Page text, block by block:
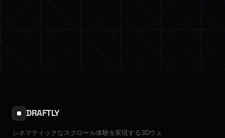
DRAFTLY
シネマティックなスクロール体験を実現する3Dウェ